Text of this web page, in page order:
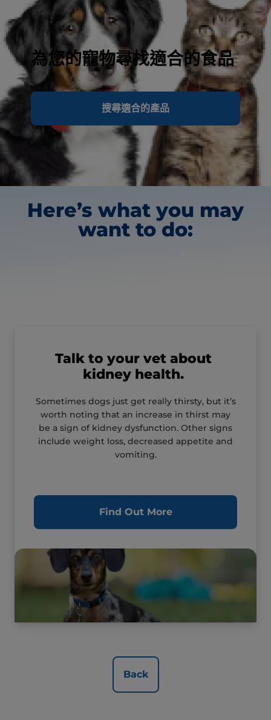
為您的寵物尋找適合的食品
搜尋適合的產品
Here’s what you may
want to do:
Talk to your vet about
kidney health.
Sometimes dogs just get really thirsty, but it’s
worth noting that an increase in thirst may
be a sign of kidney dysfunction. Other signs
include weight loss, decreased appetite and
vomiting.
Find Out More
Back